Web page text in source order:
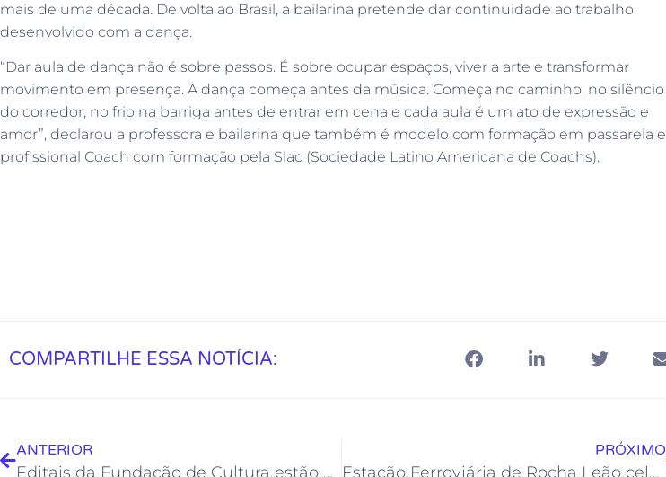
mais de uma década. De volta ao Brasil, a bailarina pretende dar continuidade ao trabalho
desenvolvido com a dança.
“Dar aula de dança não é sobre passos. É sobre ocupar espaços, viver a arte e transformar
movimento em presença. A dança começa antes da música. Começa no caminho, no silêncio
do corredor, no frio na barriga antes de entrar em cena e cada aula é um ato de expressão e
amor”, declarou a professora e bailarina que também é modelo com formação em passarela e
profissional Coach com formação pela Slac (Sociedade Latino Americana de Coachs).
COMPARTILHE ESSA NOTÍCIA:
ANTERIOR
Editais da Fundação de Cultura estão com inscrições abertas
PRÓXIMO
Estação Ferroviária de Rocha Leão celebra 138 anos de história